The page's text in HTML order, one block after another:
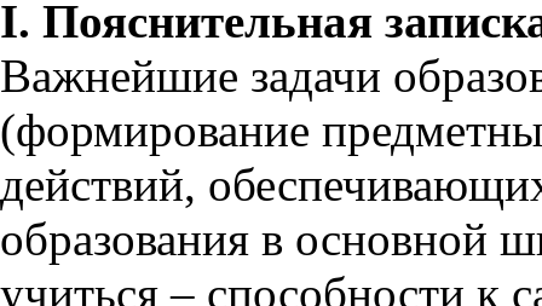
I. Пояснительная
Важнейшие задачи
(формирование
действий,
образования в основной
учиться – способности к